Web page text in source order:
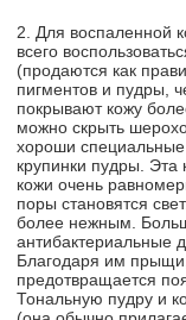
2. Для воспаленной
всего
(продаются как
пигментов и пудры,
покрывают кожу
можно скрыть
хороши
крупинки пудры. Эта
кожи очень
поры становятся
более нежным.
антибактериальные
Благодаря им
предотвращается
Тональную пудру и